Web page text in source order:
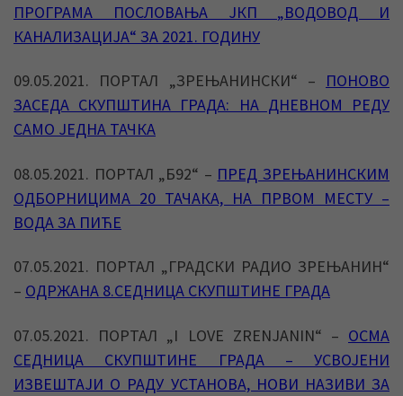
ПРОГРАМА ПОСЛОВАЊА ЈКП „ВОДОВОД И
КАНАЛИЗАЦИЈА“ ЗА 2021. ГОДИНУ
09.05.2021. ПОРТАЛ „ЗРЕЊАНИНСКИ“ – ПОНОВО
ЗАСЕДА СКУПШТИНА ГРАДА: НА ДНЕВНОМ РЕДУ
САМО ЈЕДНА ТАЧКА
08.05.2021. ПОРТАЛ „Б92“ – ПРЕД ЗРЕЊАНИНСКИМ
ОДБОРНИЦИМА 20 ТАЧАКА, НА ПРВОМ МЕСТУ –
ВОДА ЗА ПИЋЕ
07.05.2021. ПОРТАЛ „ГРАДСКИ РАДИО ЗРЕЊАНИН“
– ОДРЖАНА 8.СЕДНИЦА СКУПШТИНЕ ГРАДА
07.05.2021. ПОРТАЛ „I LOVE ZRENJANIN“ – ОСМА
СЕДНИЦА СКУПШТИНЕ ГРАДА – УСВОЈЕНИ
ИЗВЕШТАЈИ О РАДУ УСТАНОВА, НОВИ НАЗИВИ ЗА